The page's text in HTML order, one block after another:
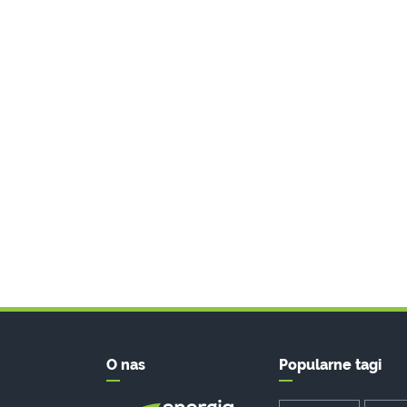
O nas Popularne tagi